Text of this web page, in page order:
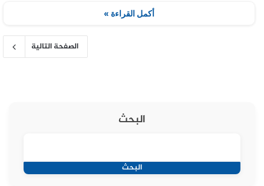
أكمل القراءة »
الصفحة التالية
البحث
البحث